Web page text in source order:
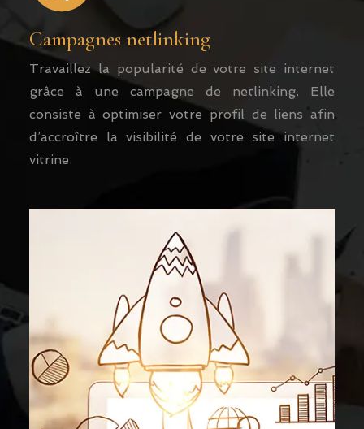
Campagnes netlinking
Travaillez la popularité de votre site internet
grâce à une campagne de netlinking. Elle
consiste à optimiser votre profil de liens afin
d’accroître la visibilité de votre site internet
vitrine.